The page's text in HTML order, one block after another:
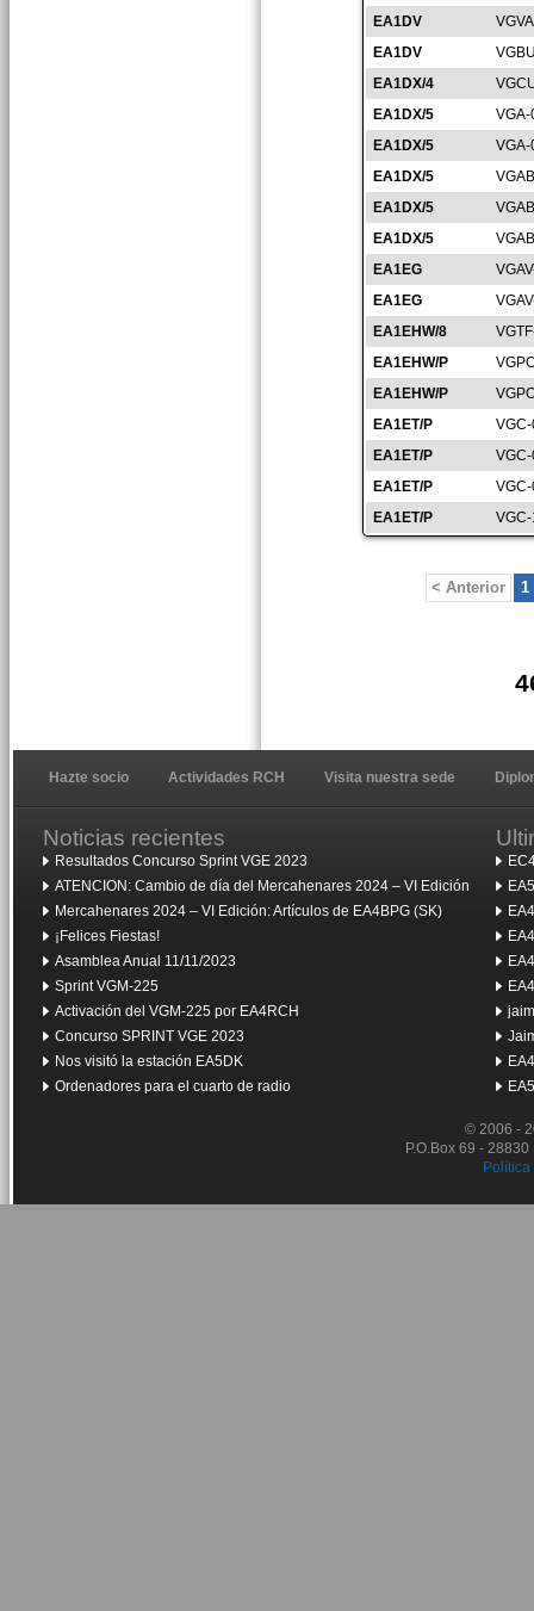
EA1DV
EA1DV
EA1DX/4
EA1DX/5
EA1DX/5
EA1DX/5
EA1DX/5
EA1DX/5
EA1EG
EA1EG
EA1EHW/8
EA1EHW/P
EA1EHW/P
EA1ET/P
EA1ET/P
EA1ET/P
EA1ET/P
< Anterior 1
Hazte socio Actividades RCH Visita nuestra sede
Noticias recientes
Resultados Concurso Sprint VGE 2023
ATENCION: Cambio de día del Mercahenares 2024 – VI Edición
Mercahenares 2024 – VI Edición: Artículos de EA4BPG (SK)
¡Felices Fiestas!
Asamblea Anual 11/11/2023
Sprint VGM-225
Activación del VGM-225 por EA4RCH
Concurso SPRINT VGE 2023
Nos visitó la estación EA5DK
Ordenadores para el cuarto de radio
© 2006 -
P.O.Box 69 -